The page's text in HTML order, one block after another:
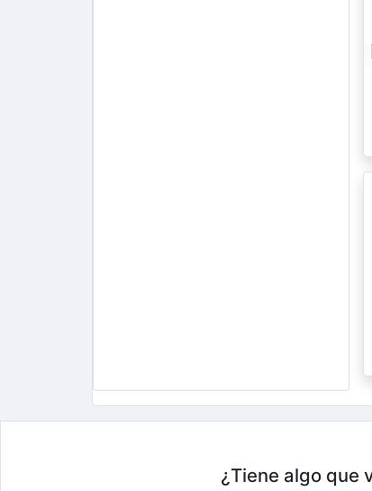
¿Tiene algo que